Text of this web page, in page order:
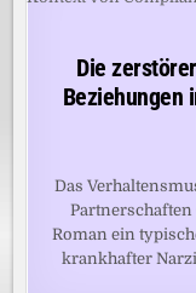
Die
Beziehungen
Das
Roman ein
krankhafter